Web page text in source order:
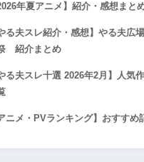
年夏アニメ】紹介・感想まと
る夫スレ紹介・感想】やる夫
紹介まとめ
る夫スレ十選 2026年2月】人気
ニメ・PVランキング】おすすめ